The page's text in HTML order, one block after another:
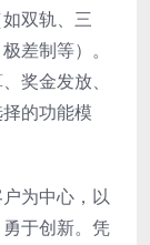
双轨、三
差制等）。
奖金发放、
的功能模
为中心，以
于创新。凭